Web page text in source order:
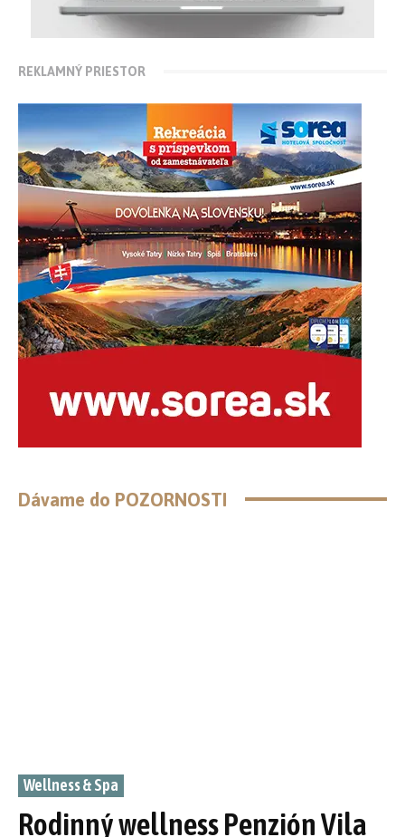
REKLAMNÝ PRIESTOR
Dávame do POZORNOSTI
Wellness & Spa
Rodinný wellness Penzión Vila